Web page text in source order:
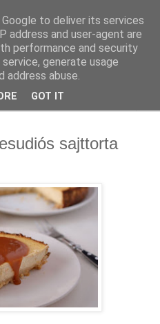
sajttorta
to deliver its services
address and user-agent are
performance and security
generate usage
abuse.
GOT IT